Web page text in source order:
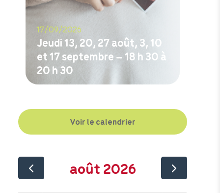
17/09/2026
Jeudi 13, 20, 27 août, 3, 10
et 17 septembre – 18 h 30 à
20 h 30
Voir le calendrier
août 2026